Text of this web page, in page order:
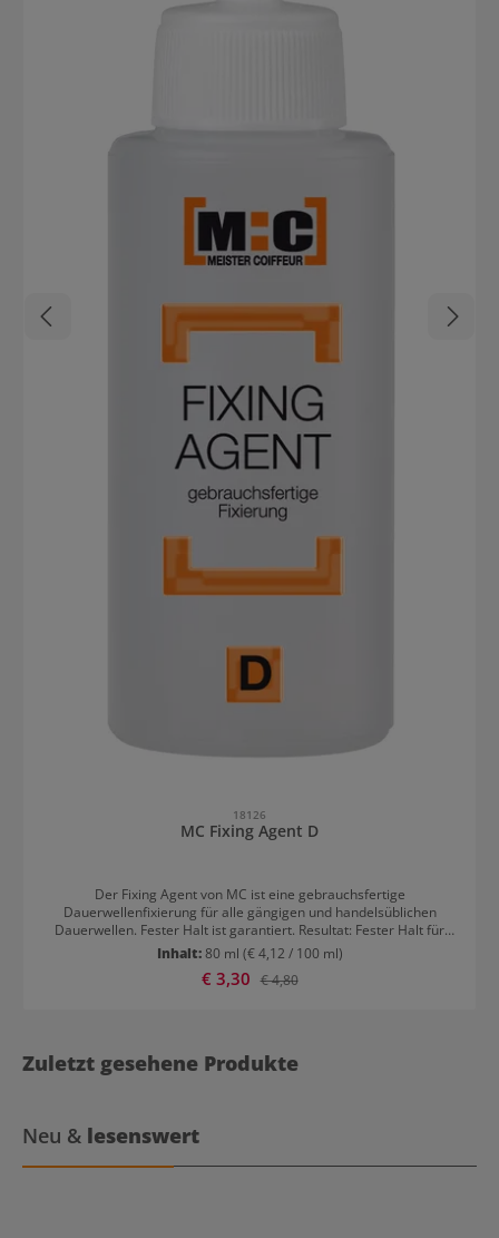
18126
MC Fixing Agent D
Der Fixing Agent von MC ist eine gebrauchsfertige
Dauerwellenfixierung für alle gängigen und handelsüblichen
Dauerwellen. Fester Halt ist garantiert. Resultat: Fester Halt für
Locken und Wellen
Inhalt:80 ml (€ 4,12 / 100 ml)
Verkaufspreis:
€ 3,30 Regulärer Preis:
€ 4,80
Zuletzt gesehene Produkte
Neu & lesenswert